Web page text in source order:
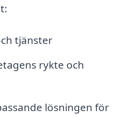
tjänster
rykte och
lösningen för